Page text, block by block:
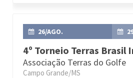
26/AGO.
4º Torneio Terras
Associação Terras do Golfe
Campo Grande/MS